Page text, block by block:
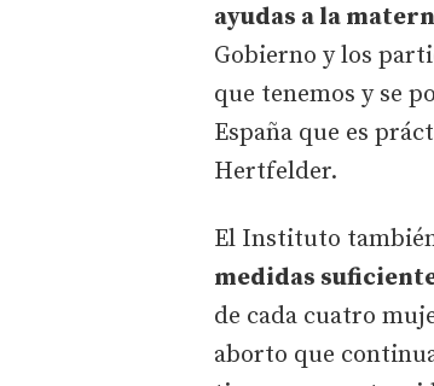
ayudas a la
Gobierno y los
que tenemos y se
España que es
Hertfelder.
El Instituto
medidas
de cada cuatro
aborto que